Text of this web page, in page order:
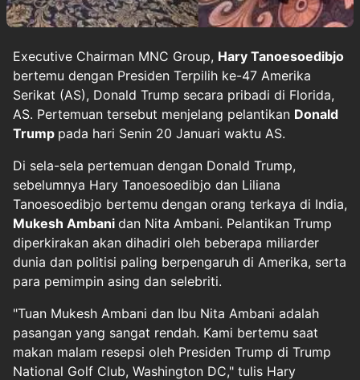
Executive Chairman MNC Group, Hary Tanoesoedibjo
bertemu dengan Presiden Terpilih ke-47 Amerika
Serikat (AS), Donald Trump secara pribadi di Florida,
AS. Pertemuan tersebut menjelang pelantikan Donald
Trump pada hari Senin 20 Januari waktu AS.
Di sela-sela pertemuan dengan Donald Trump,
sebelumnya Hary Tanoesoedibjo dan Liliana
Tanoesoedibjo bertemu dengan orang terkaya di India,
Mukesh Ambani dan Nita Ambani. Pelantikan Trump
diperkirakan akan dihadiri oleh beberapa miliarder
dunia dan politisi paling berpengaruh di Amerika, serta
para pemimpin asing dan selebriti.
"Tuan Mukesh Ambani dan Ibu Nita Ambani adalah
pasangan yang sangat rendah. Kami bertemu saat
makan malam resepsi oleh Presiden Trump di Trump
National Golf Club, Washington DC," tulis Hary